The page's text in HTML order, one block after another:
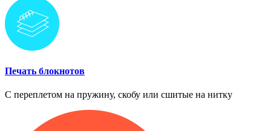
Печать блокнотов
С переплетом на пружину, скобу или сшитые на нитку